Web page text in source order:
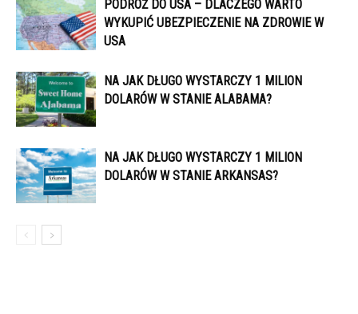
PODRÓŻ DO USA – DLACZEGO WARTO
WYKUPIĆ UBEZPIECZENIE NA ZDROWIE W
USA
NA JAK DŁUGO WYSTARCZY 1 MILION
DOLARÓW W STANIE ALABAMA?
NA JAK DŁUGO WYSTARCZY 1 MILION
DOLARÓW W STANIE ARKANSAS?